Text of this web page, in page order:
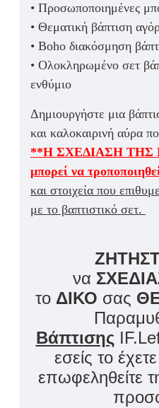
• Προσωποποιημένες
• Θεματική βάπτιση
• Boho διακόσμηση
• Ολοκληρωμένο σετ
ενθύμιο
Δημιουργήστε μια
και καλοκαιρινή αύρα
**Η ΣΧΕΔΙΑΣΗ
μπορεί να
και στοιχεία που
με το βαπτιστικό σετ.
να
το ΔΙΚΟ σας
Βάπτισης
εσείς το
επωφεληθείτε